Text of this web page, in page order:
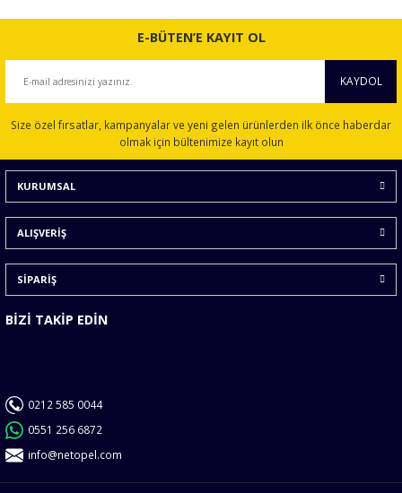
Bu ürünün fiyat bilgisi, resim, ürün açıklamalarında ve diğer
konularda yetersiz gördüğünüz noktaları öneri formunu
Ürün açıklamasında eksik bilgiler bulunuyor.
Ürün bilgilerinde hatalar bulunuyor.
Ürün fiyatı diğer sitelerden daha pahalı.
Bu ürüne benzer farklı alternatifler olmalı.
E-BÜTEN’E KAYIT OL
KAYDOL
Size özel fırsatlar, kampanyalar ve yeni gelen ürünlerden ilk önce haberdar
olmak için bültenimize kayıt olun
KURUMSAL
ALIŞVERİŞ
SİPARİŞ
BİZİ TAKİP EDİN
0212 585 0044
0551 256 6872
info@netopel.com